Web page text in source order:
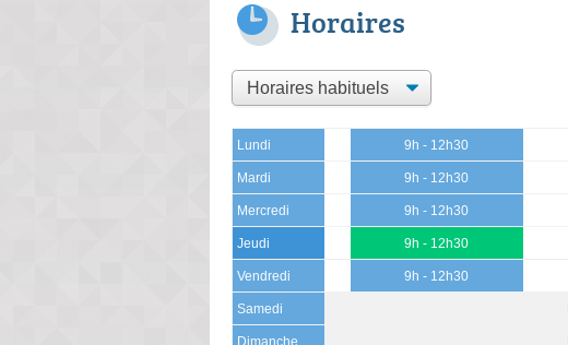
Horaires
Lundi 9h - 12h30
Mardi 9h - 12h30
Mercredi 9h - 12h30
Jeudi 9h - 12h30
Vendredi 9h - 12h30
Samedi
Dimanche